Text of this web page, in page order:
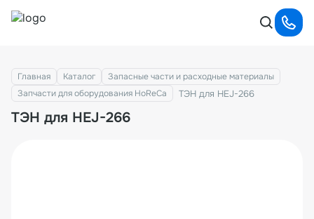
Главная Каталог
Запасные части и расходные материалы
Запчасти для оборудования HoReCa
ТЭН для HEJ-266
ТЭН для HEJ-266